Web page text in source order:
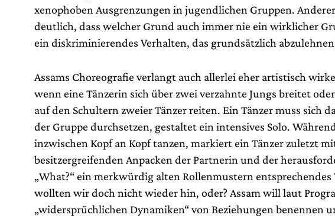
xenophoben Ausgrenzungen in jugendlichen Gruppen.
deutlich, dass welcher Grund auch immer nie ein wirklicher
ein diskriminierendes Verhalten, das grundsätzlich
Assams Choreografie verlangt auch allerlei eher artistisch
wenn eine Tänzerin sich über zwei verzahnte Jungs breitet
auf den Schultern zweier Tänzer reiten. Ein Tänzer muss sich
der Gruppe durchsetzen, gestaltet ein intensives Solo.
inzwischen Kopf an Kopf tanzen, markiert ein Tänzer zuletzt
besitzergreifenden Anpacken der Partnerin und der
„What?“ ein merkwürdig alten Rollenmustern entsprechendes
wollten wir doch nicht wieder hin, oder? Assam will laut
„widersprüchlichen Dynamiken“ von Beziehungen benennen